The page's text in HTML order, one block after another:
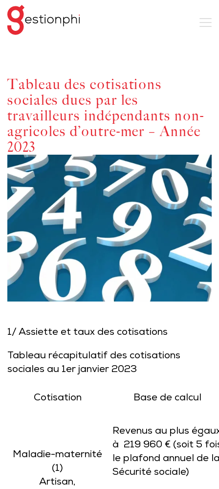
Tableau des cotisations
sociales dues par les
travailleurs indépendants non-
agricoles d’outre-mer – Année
2023
1/ Assiette et taux des cotisations
Tableau récapitulatif des cotisations
sociales au 1er janvier 2023
Cotisation Base de calcul
Maladie-maternité
(1)
Artisan,
Revenus au plus
à 219 960 € (soit 5
le plafond annuel de
Sécurité sociale)